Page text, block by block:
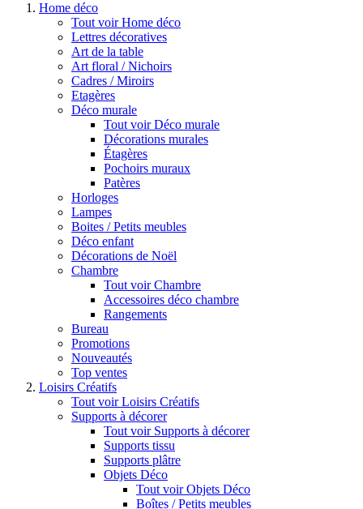
Home déco
Tout voir Home déco
Lettres décoratives
Art de la table
Art floral / Nichoirs
Cadres / Miroirs
Etagères
Déco murale
Tout voir Déco murale
Décorations murales
Étagères
Pochoirs muraux
Patères
Horloges
Lampes
Boites / Petits meubles
Déco enfant
Décorations de Noël
Chambre
Tout voir Chambre
Accessoires déco chambre
Rangements
Bureau
Promotions
Nouveautés
Top ventes
Loisirs Créatifs
Tout voir Loisirs Créatifs
Supports à décorer
Tout voir Supports à décorer
Supports tissu
Supports plâtre
Objets Déco
Tout voir Objets Déco
Boîtes / Petits meubles